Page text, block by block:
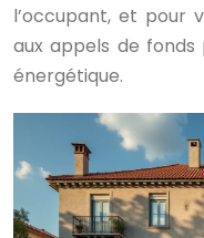
l’occupant, et pour
aux appels de
énergétique.